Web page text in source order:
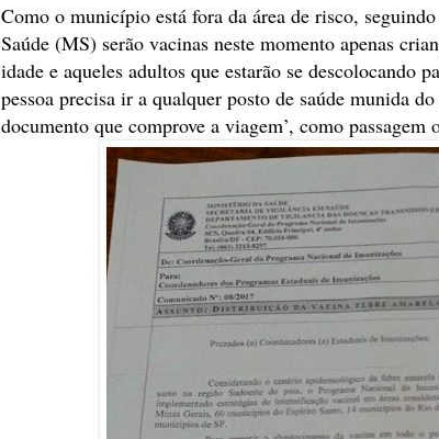
Como o município está fora da área de risco,
Saúde (MS) serão vacinas neste momento apenas
idade e aqueles adultos que estarão se descolocando
pessoa precisa ir a qualquer posto de saúde munida
documento que comprove a viagem’, como passagem